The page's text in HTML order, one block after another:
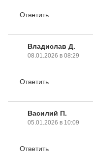
Ответить
Владислав Д.
08.01.2026 в 08:29
Ответить
Василий П.
05.01.2026 в 10:09
Ответить